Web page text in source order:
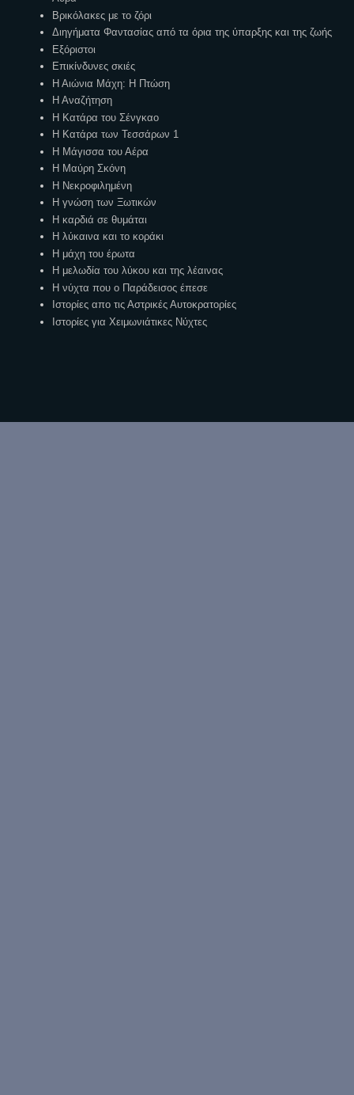
Βρικόλακες με το ζόρι
Διηγήματα Φαντασίας από τα όρια της ύπαρξης και της ζωής
Εξόριστοι
Επικίνδυνες σκιές
Η Αιώνια Μάχη: Η Πτώση
Η Αναζήτηση
Η Κατάρα του Σένγκαο
Η Κατάρα των Τεσσάρων 1
Η Μάγισσα του Αέρα
Η Μαύρη Σκόνη
Η Νεκροφιλημένη
Η γνώση των Ξωτικών
Η καρδιά σε θυμάται
Η λύκαινα και το κοράκι
Η μάχη του έρωτα
Η μελωδία του λύκου και της λέαινας
Η νύχτα που ο Παράδεισος έπεσε
Ιστορίες απο τις Αστρικές Αυτοκρατορίες
Ιστορίες για Χειμωνιάτικες Νύχτες